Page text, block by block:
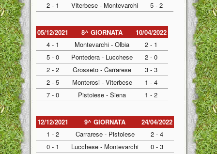
2 - 1
Viterbese - Montevarchi 5 - 2
05/12/2021 8^ GIORNATA
10/04/2022
4 - 1
Montevarchi - Olbia
2 - 1
5 - 0
Pontedera - Lucchese
2 - 0
2 - 2
Grosseto - Carrarese
3 - 3
2 - 5
Monterosi - Viterbese
1 - 4
7 - 0
Pistoiese - Siena 1 - 2
12/12/2021 9^ GIORNATA
24/04/2022
1 - 2
Carrarese - Pistoiese
2 - 4
0 - 1
Lucchese - Montevarchi
0 - 3